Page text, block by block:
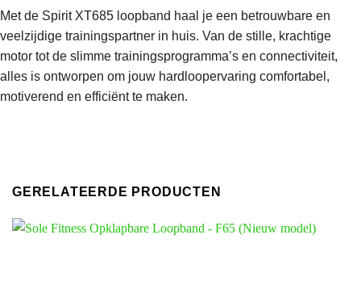
Met de Spirit XT685 loopband haal je een betrouwbare en
veelzijdige trainingspartner in huis. Van de stille, krachtige
motor tot de slimme trainingsprogramma’s en connectiviteit,
alles is ontworpen om jouw hardloopervaring comfortabel,
motiverend en efficiënt te maken.
GERELATEERDE PRODUCTEN